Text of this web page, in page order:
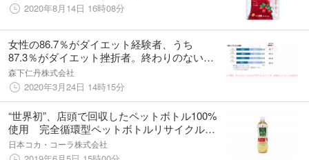
2020年8月14日 16時08分
女性の86.7％がダイエット経験者、うち
87.3％がダイエット挫折者。終わりのないダ
イエットループから抜け出すために「Smart
Fat Management」でサスティナブルなダイエ
ットを！
森下仁丹株式会社
2020年3月24日 14時15分
“世界初”、店頭で回収したペットボトル100%
使用 完全循環型ペットボトルリサイクルを
実現 セブンプレミアム×一（はじめ）「一
（はじめ）緑茶 一日一本」
日本コカ・コーラ株式会社